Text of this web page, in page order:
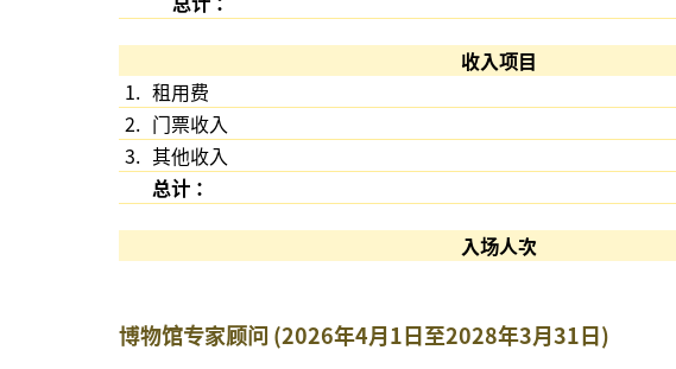
收入项目
1. 租用费
2. 门票收入
3. 其他收入
总计：
入场人次
博物馆专家顾问 (2026年4月1日至2028年3月31日)